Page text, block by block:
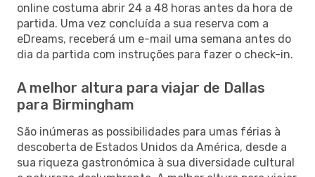
online costuma abrir 24 a 48 horas antes da hora de
partida. Uma vez concluída a sua reserva com a
eDreams, receberá um e-mail uma semana antes do
dia da partida com instruções para fazer o check-in.
A melhor altura para viajar de Dallas
para Birmingham
São inúmeras as possibilidades para umas férias à
descoberta de Estados Unidos da América, desde a
sua riqueza gastronómica à sua diversidade cultural